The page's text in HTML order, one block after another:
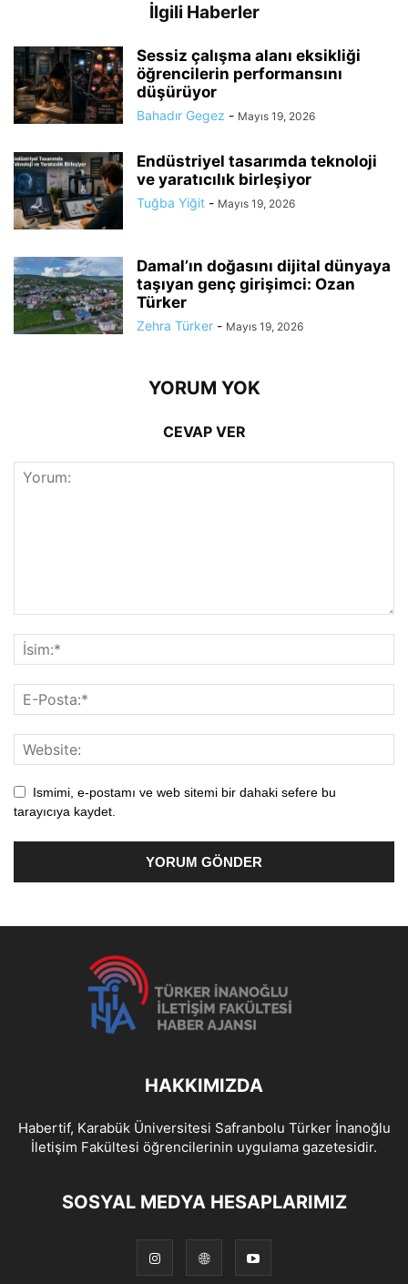
İlgili Haberler
Sessiz çalışma alanı eksikliği
öğrencilerin performansını
düşürüyor
Bahadır Gegez - Mayıs 19, 2026
Endüstriyel tasarımda teknoloji
ve yaratıcılık birleşiyor
Tuğba Yiğit - Mayıs 19, 2026
Damal’ın doğasını dijital dünyaya
taşıyan genç girişimci: Ozan
Türker
Zehra Türker - Mayıs 19, 2026
YORUM YOK
CEVAP VER
Ismimi, e-postamı ve web sitemi bir dahaki sefere bu
tarayıcıya kaydet.
HAKKIMIZDA
Habertif, Karabük Üniversitesi Safranbolu Türker İnanoğlu
İletişim Fakültesi öğrencilerinin uygulama gazetesidir.
SOSYAL MEDYA HESAPLARIMIZ